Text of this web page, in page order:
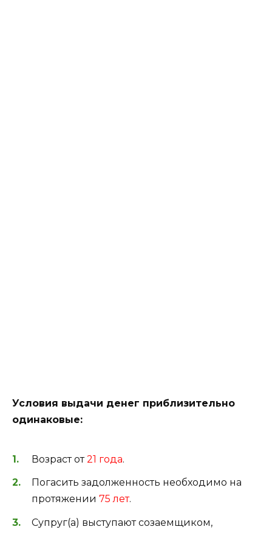
Условия выдачи денег приблизительно
одинаковые:
Возраст от21 года.
Погасить задолженность необходимо на
протяжении 75 лет.
Супруг(а) выступают созаемщиком,